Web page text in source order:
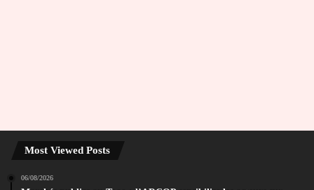
Most Viewed Posts
06/08/2026